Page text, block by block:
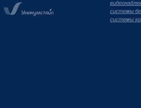
системы
системы